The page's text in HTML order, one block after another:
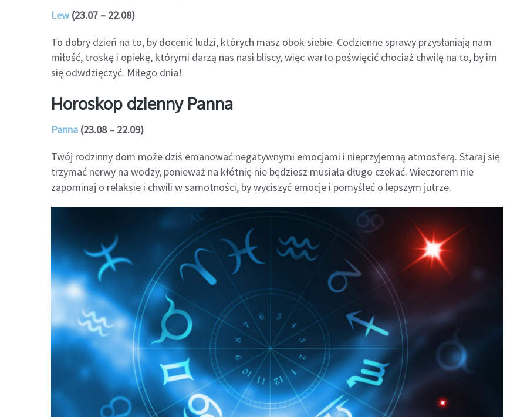
Lew (23.07 – 22.08)
To dobry dzień na to, by docenić ludzi, których masz obok siebie. Codzienne sprawy przysłaniają nam
miłość, troskę i opiekę, którymi darzą nas nasi bliscy, więc warto poświęcić chociaż chwilę na to, by im
się odwdzięczyć. Miłego dnia!
Horoskop dzienny Panna
Panna (23.08 – 22.09)
Twój rodzinny dom może dziś emanować negatywnymi emocjami i nieprzyjemną atmosferą. Staraj się
trzymać nerwy na wodzy, ponieważ na kłótnię nie będziesz musiała długo czekać. Wieczorem nie
zapominaj o relaksie i chwili w samotności, by wyciszyć emocje i pomyśleć o lepszym jutrze.